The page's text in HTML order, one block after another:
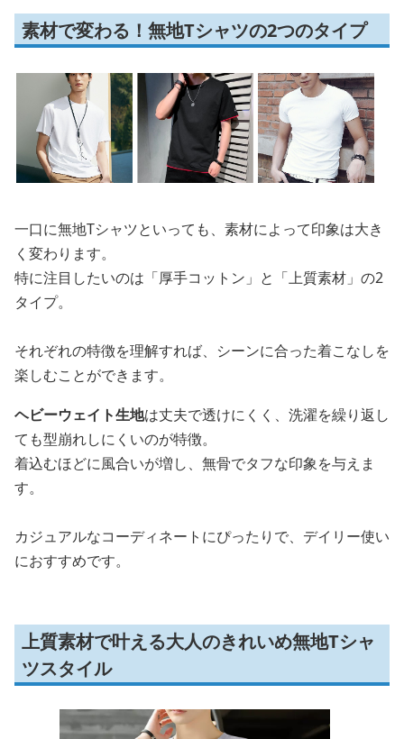
素材で変わる！無地Tシャツの2つのタイプ
一口に無地Tシャツといっても、素材によって印象は大き
く変わります。
特に注目したいのは「厚手コットン」と「上質素材」の2
タイプ。
それぞれの特徴を理解すれば、シーンに合った着こなしを
楽しむことができます。
ヘビーウェイト生地は丈夫で透けにくく、洗濯を繰り返し
ても型崩れしにくいのが特徴。
着込むほどに風合いが増し、無骨でタフな印象を与えま
す。
カジュアルなコーディネートにぴったりで、デイリー使い
におすすめです。
上質素材で叶える大人のきれいめ無地Tシャ
ツスタイル